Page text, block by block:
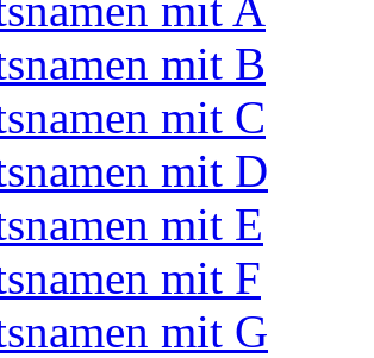
mit B
mit C
mit D
mit E
mit F
mit G